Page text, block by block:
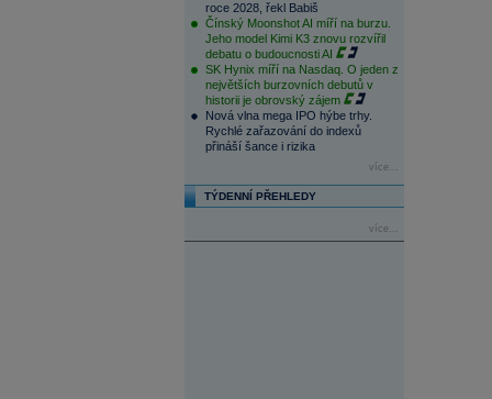
roce 2028, řekl Babiš
Čínský Moonshot AI míří na burzu.
Jeho model Kimi K3 znovu rozvířil
debatu o budoucnosti AI
SK Hynix míří na Nasdaq. O jeden z
největších burzovních debutů v
historii je obrovský zájem
Nová vlna mega IPO hýbe trhy.
Rychlé zařazování do indexů
přináší šance i rizika
více...
TÝDENNÍ PŘEHLEDY
více...